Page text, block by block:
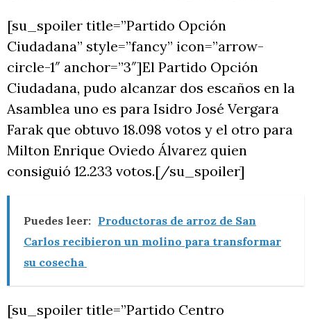
[su_spoiler title=”Partido Opción
Ciudadana” style=”fancy” icon=”arrow-
circle-1″ anchor=”3″]El Partido Opción
Ciudadana, pudo alcanzar dos escaños en la
Asamblea uno es para Isidro José Vergara
Farak que obtuvo 18.098 votos y el otro para
Milton Enrique Oviedo Álvarez quien
consiguió 12.233 votos.[/su_spoiler]
Puedes leer: Productoras de arroz de San
Carlos recibieron un molino para transformar
su cosecha
[su_spoiler title=”Partido Centro